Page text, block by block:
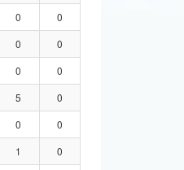
0
0
0
0
0
0
5
0
0
0
1
0